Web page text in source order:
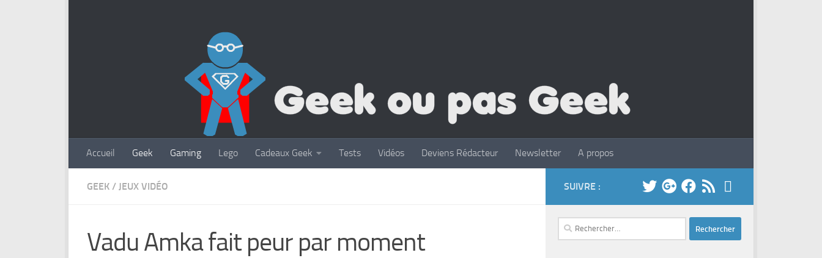
Accueil Geek Gaming Lego Cadeaux Geek Tests Vidéos Deviens Rédacteur Newsletter A propos
GEEK / JEUX VIDÉO
Vadu Amka fait peur par moment
SUIVRE :
Rechercher :